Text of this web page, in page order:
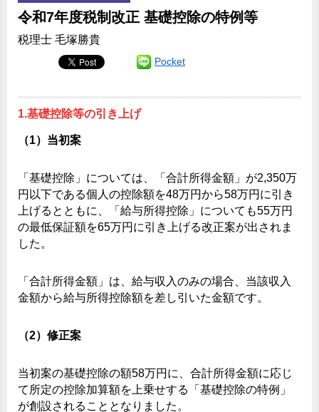
令和7年度税制改正 基礎控除の特例等
税理士 毛塚勝貴
Pocket
1.基礎控除等の引き上げ
（1）当初案
「基礎控除」については、「合計所得金額」が2,350万
円以下である個人の控除額を48万円から58万円に引き
上げるとともに、「給与所得控除」についても55万円
の最低保証額を65万円に引き上げる改正案が出されま
した。
「合計所得金額」は、給与収入のみの場合、当該収入
金額から給与所得控除額を差し引いた金額です。
（2）修正案
当初案の基礎控除の額58万円に、合計所得金額に応じ
て所定の控除加算額を上乗せする「基礎控除の特例」
が創設されることとなりました。